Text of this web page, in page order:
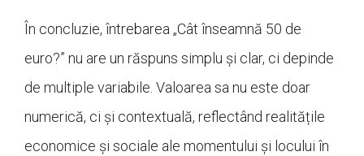
În concluzie, întrebarea „Cât înseamnă 50 de
euro?” nu are un răspuns simplu și clar, ci depinde
de multiple variabile. Valoarea sa nu este doar
numerică, ci și contextuală, reflectând realitățile
economice și sociale ale momentului și locului în